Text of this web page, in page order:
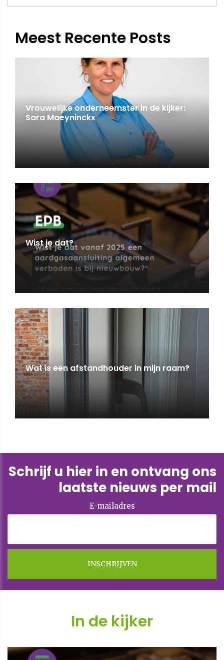
Meest Recente Posts
Vrouwelijke onderneemster in de kijker:
Sara Maeyninckx
Wist je dat?
Wat is een afstandhouder in mijn raam?
Schrijf u hier in en ontvang ons
laatste nieuws per mail
E-mailadres
In de kijker